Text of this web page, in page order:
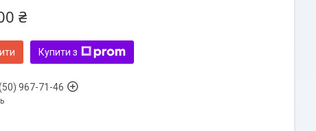
₴
Купити з
967-71-46